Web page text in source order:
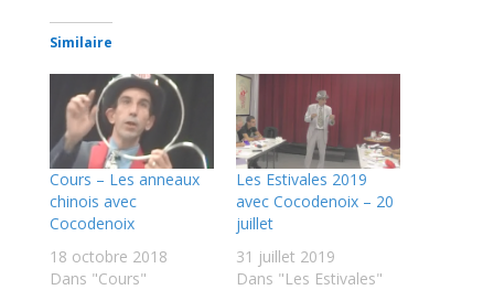
Similaire
Cours – Les anneaux
chinois avec
Cocodenoix
18 octobre 2018
Dans "Cours"
Les Estivales 2019
avec Cocodenoix – 20
juillet
31 juillet 2019
Dans "Les Estivales"